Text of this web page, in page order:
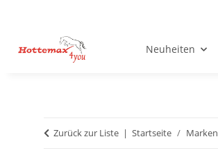
Neuheiten
Zurück zur Liste Startseite Marken